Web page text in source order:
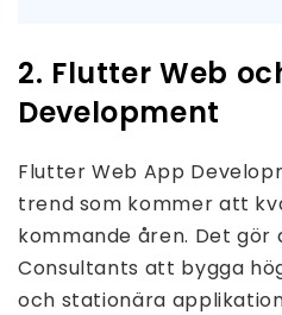
2. Flutter Web
Development
Flutter Web App
trend som kommer att
kommande åren. Det
Consultants att bygga
och stationära